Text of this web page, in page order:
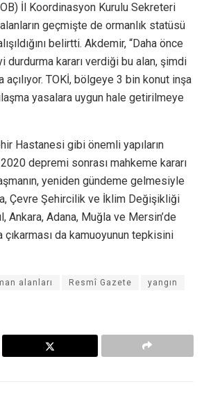
İl Koordinasyon Kurulu Sekreteri
geçmişte de ormanlık statüsü
belirtti. Akdemir, “Daha önce
durdurma kararı verdiği bu alan, şimdi
açılıyor. TOKİ, bölgeye 3 bin konut inşa
yasalara uygun hale getirilmeye
Hastanesi gibi önemli yapıların
depremi sonrası mahkeme kararı
yeniden gündeme gelmesiyle
Çevre Şehircilik ve İklim Değişikliği
Ankara, Adana, Muğla ve Mersin’de
çıkarması da kamuoyunun tepkisini
alanları Resmî Gazete yangın